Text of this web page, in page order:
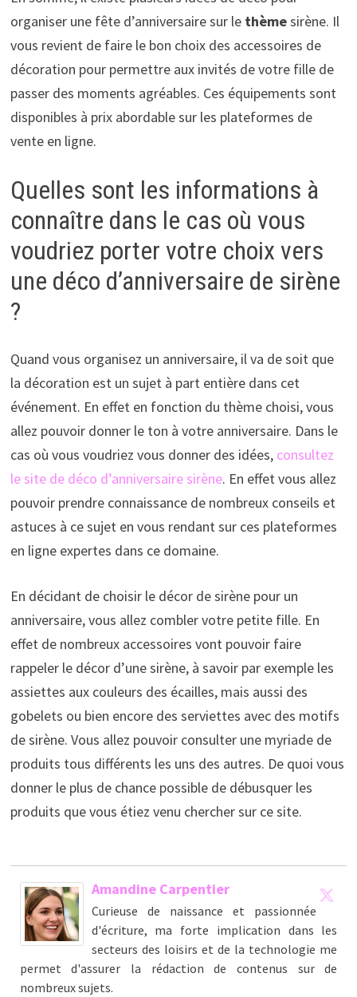
organiser une fête d’anniversaire sur le thèmesirène. Il
vous revient de faire le bon choix des accessoires de
décoration pour permettre aux invités de votre fille de
passer des moments agréables. Ces équipements sont
disponibles à prix abordable sur les plateformes de
vente en ligne.
Quelles sont les informations à
connaître dans le cas où vous
voudriez porter votre choix vers
une déco d’anniversaire de sirène
?
Quand vous organisez un anniversaire, il va de soit que
la décoration est un sujet à part entière dans cet
événement. En effet en fonction du thème choisi, vous
allez pouvoir donner le ton à votre anniversaire. Dans le
cas où vous voudriez vous donner des idées, consultez
le site de déco d’anniversaire sirène. En effet vous allez
pouvoir prendre connaissance de nombreux conseils et
astuces à ce sujet en vous rendant sur ces plateformes
en ligne expertes dans ce domaine.
En décidant de choisir le décor de sirène pour un
anniversaire, vous allez combler votre petite fille. En
effet de nombreux accessoires vont pouvoir faire
rappeler le décor d’une sirène, à savoir par exemple les
assiettes aux couleurs des écailles, mais aussi des
gobelets ou bien encore des serviettes avec des motifs
de sirène. Vous allez pouvoir consulter une myriade de
produits tous différents les uns des autres. De quoi vous
donner le plus de chance possible de débusquer les
produits que vous étiez venu chercher sur ce site.
Amandine Carpentier
Curieuse de naissance et passionnée
d'écriture, ma forte implication dans les
secteurs des loisirs et de la technologie me
permet d'assurer la rédaction de contenus sur de
nombreux sujets.